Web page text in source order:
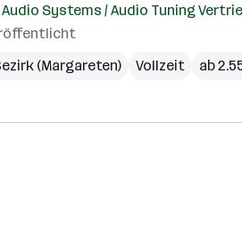
Systems / Audio Tuning
(Margareten)
Vollzeit ab